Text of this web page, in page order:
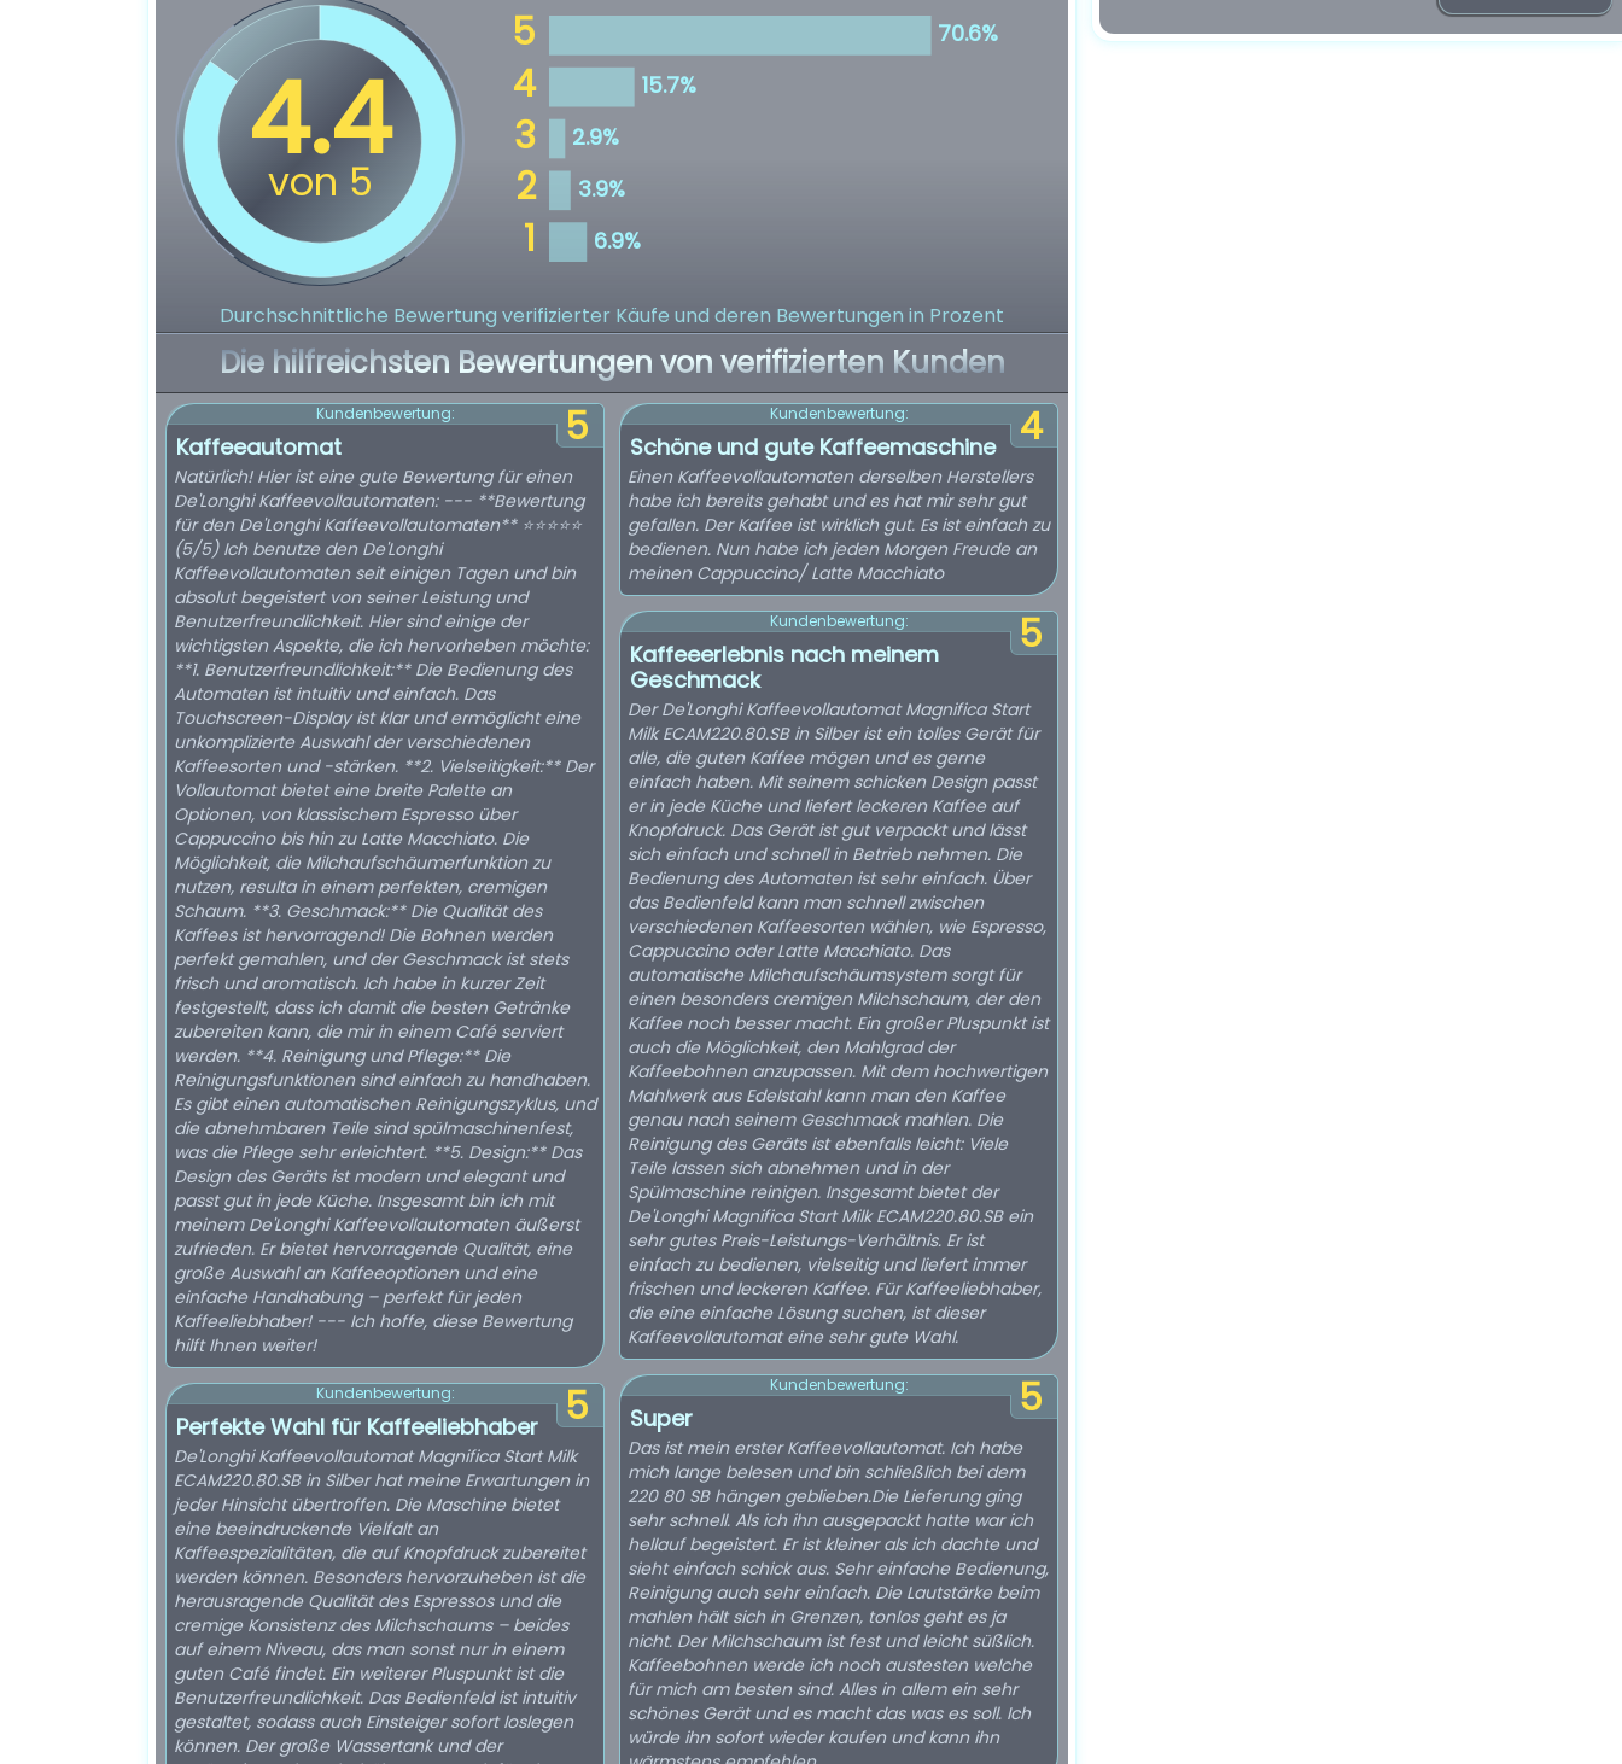
Durchschnittliche Bewertung verifizierter Käufe und deren Bewertungen in Prozent
Die hilfreichsten Bewertungen von verifizierten Kunden
5
Kundenbewertung:
Kaffeeautomat
Natürlich! Hier ist eine gute Bewertung für einen
De'Longhi Kaffeevollautomaten: --- **Bewertung
für den De'Longhi Kaffeevollautomaten** ⭐⭐⭐⭐⭐
(5/5) Ich benutze den De'Longhi
Kaffeevollautomaten seit einigen Tagen und bin
absolut begeistert von seiner Leistung und
Benutzerfreundlichkeit. Hier sind einige der
wichtigsten Aspekte, die ich hervorheben möchte:
**1. Benutzerfreundlichkeit:** Die Bedienung des
Automaten ist intuitiv und einfach. Das
Touchscreen-Display ist klar und ermöglicht eine
unkomplizierte Auswahl der verschiedenen
Kaffeesorten und -stärken. **2. Vielseitigkeit:** Der
Vollautomat bietet eine breite Palette an
Optionen, von klassischem Espresso über
Cappuccino bis hin zu Latte Macchiato. Die
Möglichkeit, die Milchaufschäumerfunktion zu
nutzen, resulta in einem perfekten, cremigen
Schaum. **3. Geschmack:** Die Qualität des
Kaffees ist hervorragend! Die Bohnen werden
perfekt gemahlen, und der Geschmack ist stets
frisch und aromatisch. Ich habe in kurzer Zeit
festgestellt, dass ich damit die besten Getränke
zubereiten kann, die mir in einem Café serviert
werden. **4. Reinigung und Pflege:** Die
Reinigungsfunktionen sind einfach zu handhaben.
Es gibt einen automatischen Reinigungszyklus, und
die abnehmbaren Teile sind spülmaschinenfest,
was die Pflege sehr erleichtert. **5. Design:** Das
Design des Geräts ist modern und elegant und
passt gut in jede Küche. Insgesamt bin ich mit
meinem De'Longhi Kaffeevollautomaten äußerst
zufrieden. Er bietet hervorragende Qualität, eine
große Auswahl an Kaffeeoptionen und eine
einfache Handhabung – perfekt für jeden
Kaffeeliebhaber! --- Ich hoffe, diese Bewertung
hilft Ihnen weiter!
5
Kundenbewertung:
Perfekte Wahl für Kaffeeliebhaber
De'Longhi Kaffeevollautomat Magnifica Start Milk
ECAM220.80.SB in Silber hat meine Erwartungen in
jeder Hinsicht übertroffen. Die Maschine bietet
eine beeindruckende Vielfalt an
Kaffeespezialitäten, die auf Knopfdruck zubereitet
werden können. Besonders hervorzuheben ist die
herausragende Qualität des Espressos und die
cremige Konsistenz des Milchschaums – beides
auf einem Niveau, das man sonst nur in einem
guten Café findet. Ein weiterer Pluspunkt ist die
Benutzerfreundlichkeit. Das Bedienfeld ist intuitiv
gestaltet, sodass auch Einsteiger sofort loslegen
können. Der große Wassertank und der
4
Kundenbewertung:
Schöne und gute Kaffeemaschine
Einen Kaffeevollautomaten derselben Herstellers
habe ich bereits gehabt und es hat mir sehr gut
gefallen. Der Kaffee ist wirklich gut. Es ist einfach zu
bedienen. Nun habe ich jeden Morgen Freude an
meinen Cappuccino/ Latte Macchiato
5
Kundenbewertung:
Kaffeeerlebnis nach meinem
Geschmack
Der De'Longhi Kaffeevollautomat Magnifica Start
Milk ECAM220.80.SB in Silber ist ein tolles Gerät für
alle, die guten Kaffee mögen und es gerne
einfach haben. Mit seinem schicken Design passt
er in jede Küche und liefert leckeren Kaffee auf
Knopfdruck. Das Gerät ist gut verpackt und lässt
sich einfach und schnell in Betrieb nehmen. Die
Bedienung des Automaten ist sehr einfach. Über
das Bedienfeld kann man schnell zwischen
verschiedenen Kaffeesorten wählen, wie Espresso,
Cappuccino oder Latte Macchiato. Das
automatische Milchaufschäumsystem sorgt für
einen besonders cremigen Milchschaum, der den
Kaffee noch besser macht. Ein großer Pluspunkt ist
auch die Möglichkeit, den Mahlgrad der
Kaffeebohnen anzupassen. Mit dem hochwertigen
Mahlwerk aus Edelstahl kann man den Kaffee
genau nach seinem Geschmack mahlen. Die
Reinigung des Geräts ist ebenfalls leicht: Viele
Teile lassen sich abnehmen und in der
Spülmaschine reinigen. Insgesamt bietet der
De'Longhi Magnifica Start Milk ECAM220.80.SB ein
sehr gutes Preis-Leistungs-Verhältnis. Er ist
einfach zu bedienen, vielseitig und liefert immer
frischen und leckeren Kaffee. Für Kaffeeliebhaber,
die eine einfache Lösung suchen, ist dieser
Kaffeevollautomat eine sehr gute Wahl.
5
Kundenbewertung:
Super
Das ist mein erster Kaffeevollautomat. Ich habe
mich lange belesen und bin schließlich bei dem
220 80 SB hängen geblieben.Die Lieferung ging
sehr schnell. Als ich ihn ausgepackt hatte war ich
hellauf begeistert. Er ist kleiner als ich dachte und
sieht einfach schick aus. Sehr einfache Bedienung,
Reinigung auch sehr einfach. Die Lautstärke beim
mahlen hält sich in Grenzen, tonlos geht es ja
nicht. Der Milchschaum ist fest und leicht süßlich.
Kaffeebohnen werde ich noch austesten welche
für mich am besten sind. Alles in allem ein sehr
schönes Gerät und es macht das was es soll. Ich
würde ihn sofort wieder kaufen und kann ihn